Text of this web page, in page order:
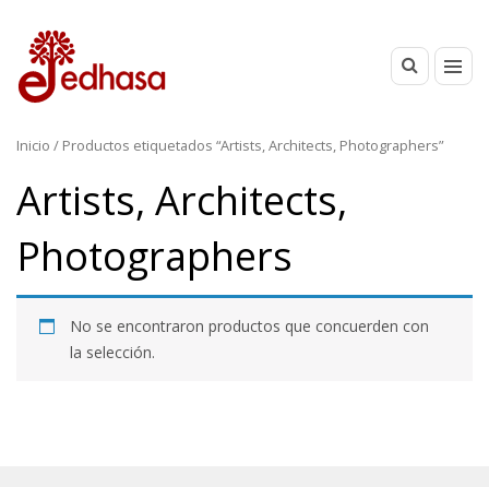
Inicio / Productos etiquetados “Artists, Architects, Photographers”
Artists, Architects,
Photographers
No se encontraron productos que concuerden con
la selección.